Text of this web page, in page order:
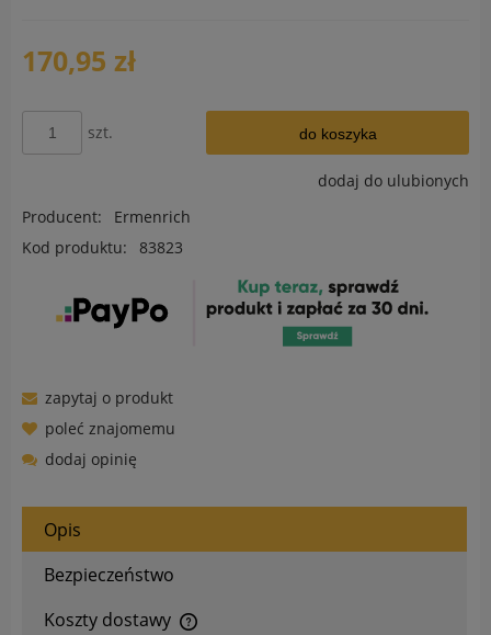
170,95 zł
szt. do koszyka
dodaj do ulubionych
Producent:
Ermenrich
Kod produktu:
83823
zapytaj o produkt
poleć znajomemu
dodaj opinię
Opis
Bezpieczeństwo
Koszty dostawy